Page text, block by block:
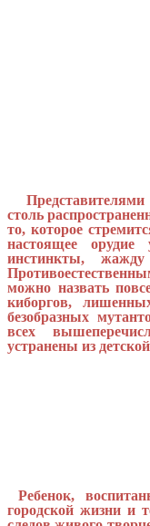
столь
то, которое
настоящее орудие
инстинкты,
можно назвать
киборгов,
безобразных
всех
устранены из
Ребенок,
городской жизни и